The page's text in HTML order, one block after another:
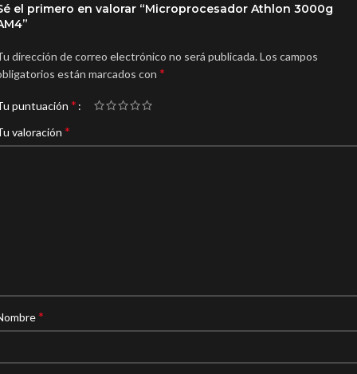
el primero en valorar “Microprocesador Athlon 3000g
dirección de correo electrónico no será publicada.Los campos
están marcados con *
puntuación *
valoración *
*